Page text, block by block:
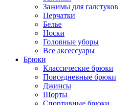
Зажимы для галстуков
Перчатки
Белье
Носки
Головные уборы
Все аксессуары
Брюки
Классические брюки
Повседневные брюки
Джинсы
Шорты
Спортивные брюки